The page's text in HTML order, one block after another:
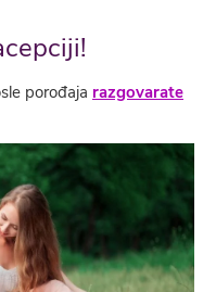
porođaja razgovarate